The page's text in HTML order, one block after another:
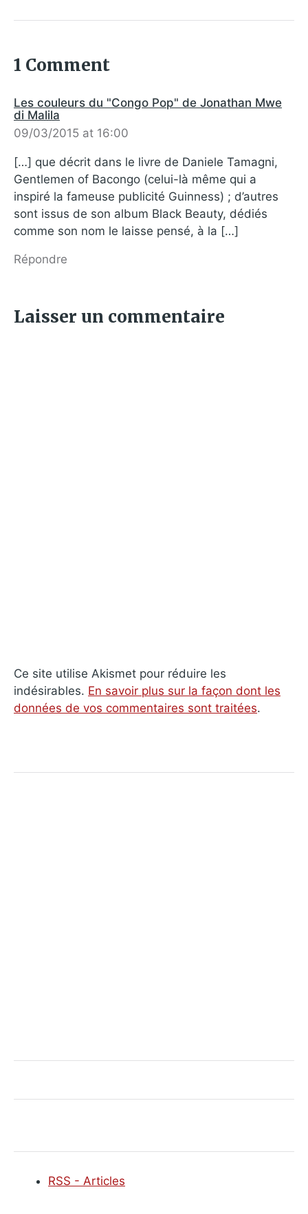
1 Comment
Les couleurs du "Congo Pop" de Jonathan Mwe
di Malila
09/03/2015 at 16:00
[…] que décrit dans le livre de Daniele Tamagni,
Gentlemen of Bacongo (celui-là même qui a
inspiré la fameuse publicité Guinness) ; d’autres
sont issus de son album Black Beauty, dédiés
comme son nom le laisse pensé, à la […]
Répondre
Laisser un commentaire
Ce site utilise Akismet pour réduire les
indésirables. En savoir plus sur la façon dont les
données de vos commentaires sont traitées.
RSS - Articles